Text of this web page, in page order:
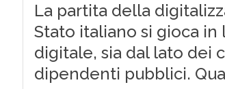
La partita della
Stato italiano si gioca in
digitale, sia dal lato dei
dipendenti pubblici.